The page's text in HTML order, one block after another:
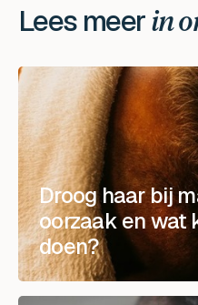
Lees meer in
Droog haar bij
oorzaak en wat
doen?